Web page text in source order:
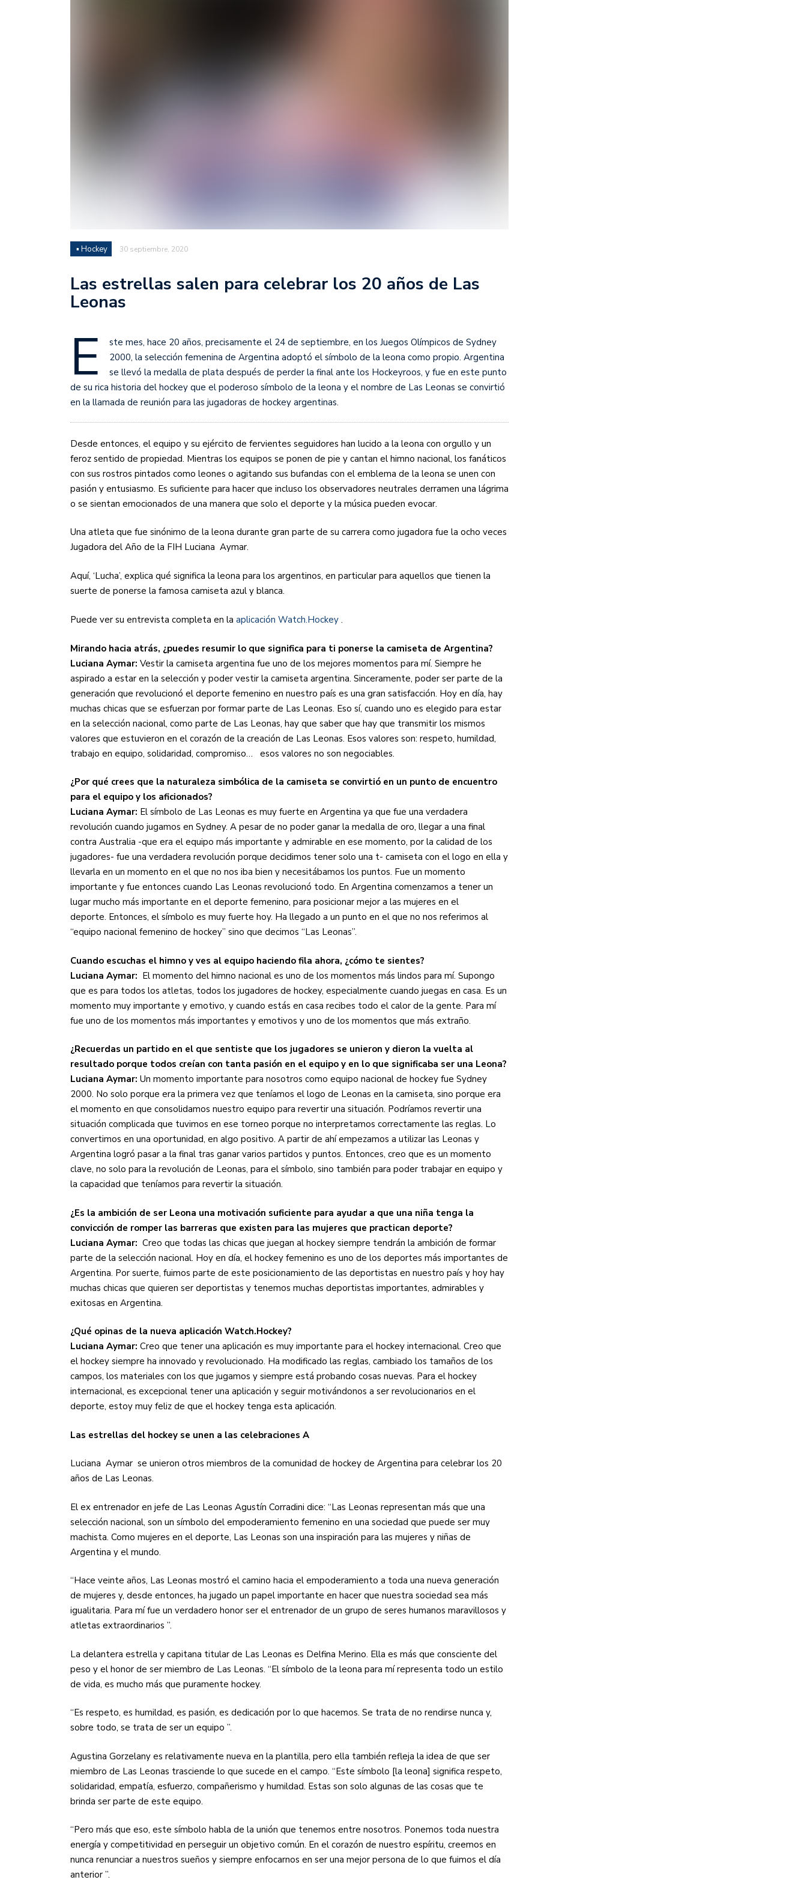
FIH 2026
Sudamericana
▪ Hockey 30 septiembre, 2020
Las estrellas salen para celebrar los 20 años de Las
Leonas
E
ste mes, hace 20 años, precisamente el 24 de septiembre, en los Juegos Olímpicos de Sydney
2000, la selección femenina de Argentina adoptó el símbolo de la leona como propio. Argentina
se llevó la medalla de plata después de perder la final ante los Hockeyroos, y fue en este punto
de su rica historia del hockey que el poderoso símbolo de la leona y el nombre de Las Leonas se convirtió
en la llamada de reunión para las jugadoras de hockey argentinas.
Desde entonces, el equipo y su ejército de fervientes seguidores han lucido a la leona con orgullo y un
feroz sentido de propiedad. Mientras los equipos se ponen de pie y cantan el himno nacional, los fanáticos
con sus rostros pintados como leones o agitando sus bufandas con el emblema de la leona se unen con
pasión y entusiasmo. Es suficiente para hacer que incluso los observadores neutrales derramen una lágrima
o se sientan emocionados de una manera que solo el deporte y la música pueden evocar.
Una atleta que fue sinónimo de la leona durante gran parte de su carrera como jugadora fue la ocho veces
Jugadora del Año de la FIH Luciana Aymar.
Aquí, ‘Lucha’, explica qué significa la leona para los argentinos, en particular para aquellos que tienen la
suerte de ponerse la famosa camiseta azul y blanca.
Puede ver su entrevista completa en la aplicación Watch.Hockey .
Mirando hacia atrás, ¿puedes resumir lo que significa para ti ponerse la camiseta de Argentina?
Luciana Aymar: Vestir la camiseta argentina fue uno de los mejores momentos para mí. Siempre he
aspirado a estar en la selección y poder vestir la camiseta argentina. Sinceramente, poder ser parte de la
generación que revolucionó el deporte femenino en nuestro país es una gran satisfacción. Hoy en día, hay
muchas chicas que se esfuerzan por formar parte de Las Leonas. Eso sí, cuando uno es elegido para estar
en la selección nacional, como parte de Las Leonas, hay que saber que hay que transmitir los mismos
valores que estuvieron en el corazón de la creación de Las Leonas. Esos valores son: respeto, humildad,
trabajo en equipo, solidaridad, compromiso…
esos valores no son negociables.
¿Por qué crees que la naturaleza simbólica de la camiseta se convirtió en un punto de encuentro
para el equipo y los aficionados?
Luciana Aymar: El símbolo de Las Leonas es muy fuerte en Argentina ya que fue una verdadera
revolución cuando jugamos en Sydney. A pesar de no poder ganar la medalla de oro, llegar a una final
contra Australia -que era el equipo más importante y admirable en ese momento, por la calidad de los
jugadores- fue una verdadera revolución porque decidimos tener solo una t- camiseta con el logo en ella y
llevarla en un momento en el que no nos iba bien y necesitábamos los puntos. Fue un momento
importante y fue entonces cuando Las Leonas revolucionó todo. En Argentina comenzamos a tener un
lugar mucho más importante en el deporte femenino, para posicionar mejor a las mujeres en el
deporte. Entonces, el símbolo es muy fuerte hoy. Ha llegado a un punto en el que no nos referimos al
“equipo nacional femenino de hockey” sino que decimos “Las Leonas”.
Cuando escuchas el himno y ves al equipo haciendo fila ahora, ¿cómo te sientes?
Luciana Aymar: El momento del himno nacional es uno de los momentos más lindos para mí. Supongo
que es para todos los atletas, todos los jugadores de hockey, especialmente cuando juegas en casa. Es un
momento muy importante y emotivo, y cuando estás en casa recibes todo el calor de la gente. Para mí
fue uno de los momentos más importantes y emotivos y uno de los momentos que más extraño.
¿Recuerdas un partido en el que sentiste que los jugadores se unieron y dieron la vuelta al
resultado porque todos creían con tanta pasión en el equipo y en lo que significaba ser una Leona?
Luciana Aymar: Un momento importante para nosotros como equipo nacional de hockey fue Sydney
2000. No solo porque era la primera vez que teníamos el logo de Leonas en la camiseta, sino porque era
el momento en que consolidamos nuestro equipo para revertir una situación. Podríamos revertir una
situación complicada que tuvimos en ese torneo porque no interpretamos correctamente las reglas. Lo
convertimos en una oportunidad, en algo positivo. A partir de ahí empezamos a utilizar las Leonas y
Argentina logró pasar a la final tras ganar varios partidos y puntos. Entonces, creo que es un momento
clave, no solo para la revolución de Leonas, para el símbolo, sino también para poder trabajar en equipo y
la capacidad que teníamos para revertir la situación.
¿Es la ambición de ser Leona una motivación suficiente para ayudar a que una niña tenga la
convicción de romper las barreras que existen para las mujeres que practican deporte?
Luciana Aymar: Creo que todas las chicas que juegan al hockey siempre tendrán la ambición de formar
parte de la selección nacional. Hoy en día, el hockey femenino es uno de los deportes más importantes de
Argentina. Por suerte, fuimos parte de este posicionamiento de las deportistas en nuestro país y hoy hay
muchas chicas que quieren ser deportistas y tenemos muchas deportistas importantes, admirables y
exitosas en Argentina.
¿Qué opinas de la nueva aplicación Watch.Hockey?
Luciana Aymar: Creo que tener una aplicación es muy importante para el hockey internacional. Creo que
el hockey siempre ha innovado y revolucionado. Ha modificado las reglas, cambiado los tamaños de los
campos, los materiales con los que jugamos y siempre está probando cosas nuevas. Para el hockey
internacional, es excepcional tener una aplicación y seguir motivándonos a ser revolucionarios en el
deporte, estoy muy feliz de que el hockey tenga esta aplicación.
Las estrellas del hockey se unen a las celebraciones A
Luciana Aymar se unieron otros miembros de la comunidad de hockey de Argentina para celebrar los 20
años de Las Leonas.
El ex entrenador en jefe de Las Leonas Agustín Corradini dice: “Las Leonas representan más que una
selección nacional, son un símbolo del empoderamiento femenino en una sociedad que puede ser muy
machista. Como mujeres en el deporte, Las Leonas son una inspiración para las mujeres y niñas de
Argentina y el mundo.
“Hace veinte años, Las Leonas mostró el camino hacia el empoderamiento a toda una nueva generación
de mujeres y, desde entonces, ha jugado un papel importante en hacer que nuestra sociedad sea más
igualitaria. Para mí fue un verdadero honor ser el entrenador de un grupo de seres humanos maravillosos y
atletas extraordinarios ”.
La delantera estrella y capitana titular de Las Leonas es Delfina Merino. Ella es más que consciente del
peso y el honor de ser miembro de Las Leonas. “El símbolo de la leona para mí representa todo un estilo
de vida, es mucho más que puramente hockey.
“Es respeto, es humildad, es pasión, es dedicación por lo que hacemos. Se trata de no rendirse nunca y,
sobre todo, se trata de ser un equipo ”.
Agustina Gorzelany es relativamente nueva en la plantilla, pero ella también refleja la idea de que ser
miembro de Las Leonas trasciende lo que sucede en el campo. “Este símbolo [la leona] significa respeto,
solidaridad, empatía, esfuerzo, compañerismo y humildad. Estas son solo algunas de las cosas que te
brinda ser parte de este equipo.
“Pero más que eso, este símbolo habla de la unión que tenemos entre nosotros. Ponemos toda nuestra
energía y competitividad en perseguir un objetivo común. En el corazón de nuestro espíritu, creemos en
nunca renunciar a nuestros sueños y siempre enfocarnos en ser una mejor persona de lo que fuimos el día
anterior ”.